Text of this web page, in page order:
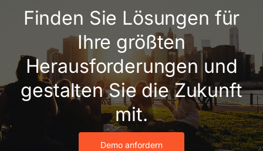
Finden Sie Lösungen für
Ihre größten
Herausforderungen und
gestalten Sie die Zukunft
mit.
Demo anfordern